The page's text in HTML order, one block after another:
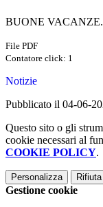
BUONE
File PDF
Contatore click: 1
Notizie
Pubblicato il 04-06-
Questo sito o gli
cookie necessari al
COOKIE POLICY.
Personalizza
Gestione cookie